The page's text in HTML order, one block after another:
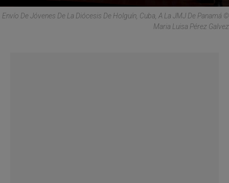
Envío De Jóvenes De La Diócesis De Holguín, Cuba, A La JMJ De Panamá ©
Maria Luisa Pérez Galvez